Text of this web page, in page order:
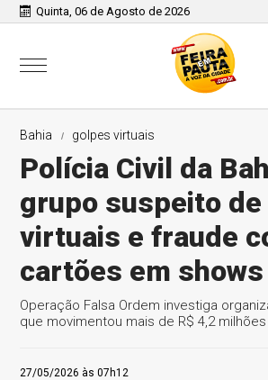
Quinta, 06 de Agosto de 2026
Bahia golpes virtuais
Polícia Civil da
grupo suspeito
virtuais e fraude
cartões em shows
Operação Falsa Ordem investiga
que movimentou mais de R$ 4,2 milhões
27/05/2026 às 07h12